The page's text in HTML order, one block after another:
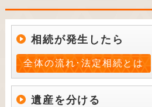
相続が発生したら
全体の流れ･法定相続とは
遺産を分ける